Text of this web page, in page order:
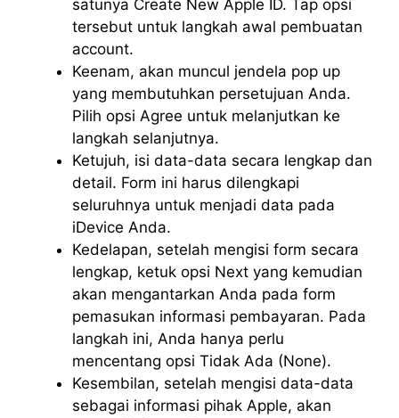
satunya Create New Apple ID. Tap opsi
tersebut untuk langkah awal pembuatan
account.
Keenam, akan muncul jendela pop up
yang membutuhkan persetujuan Anda.
Pilih opsi Agree untuk melanjutkan ke
langkah selanjutnya.
Ketujuh, isi data-data secara lengkap dan
detail. Form ini harus dilengkapi
seluruhnya untuk menjadi data pada
iDevice Anda.
Kedelapan, setelah mengisi form secara
lengkap, ketuk opsi Next yang kemudian
akan mengantarkan Anda pada form
pemasukan informasi pembayaran. Pada
langkah ini, Anda hanya perlu
mencentang opsi Tidak Ada (None).
Kesembilan, setelah mengisi data-data
sebagai informasi pihak Apple, akan